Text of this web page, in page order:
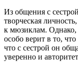
Из общения с
творческая
к мюзиклам. Однако,
особо верит в то,
что с сестрой он
уверенно и